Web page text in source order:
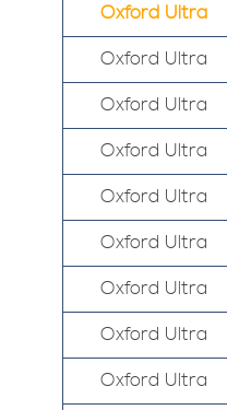
Oxford Ultra
Oxford Ultra
Oxford Ultra
Oxford Ultra
Oxford Ultra
Oxford Ultra
Oxford Ultra
Oxford Ultra
Oxford Ultra